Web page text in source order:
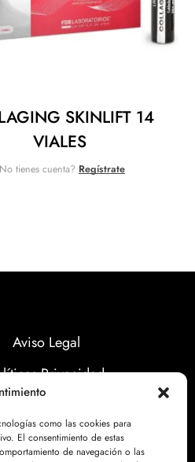
como las cookies para
El consentimiento de estas
de navegación o las
SKINLIFT 14
VIALES
tienes cuenta? Regístrate
Aviso Legal
Privacidad